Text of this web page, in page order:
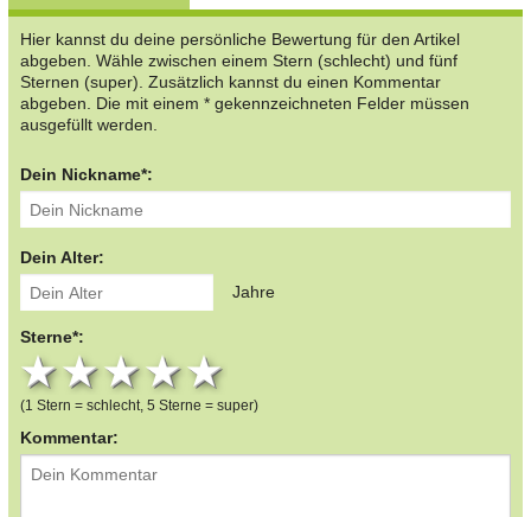
Hier kannst du deine persönliche Bewertung für den Artikel
abgeben. Wähle zwischen einem Stern (schlecht) und fünf
Sternen (super). Zusätzlich kannst du einen Kommentar
abgeben. Die mit einem * gekennzeichneten Felder müssen
ausgefüllt werden.
Dein Nickname*:
Dein Alter:
Jahre
Sterne*:
4 stars
3 stars
2 stars
1 star
(1 Stern = schlecht, 5 Sterne = super)
Kommentar: